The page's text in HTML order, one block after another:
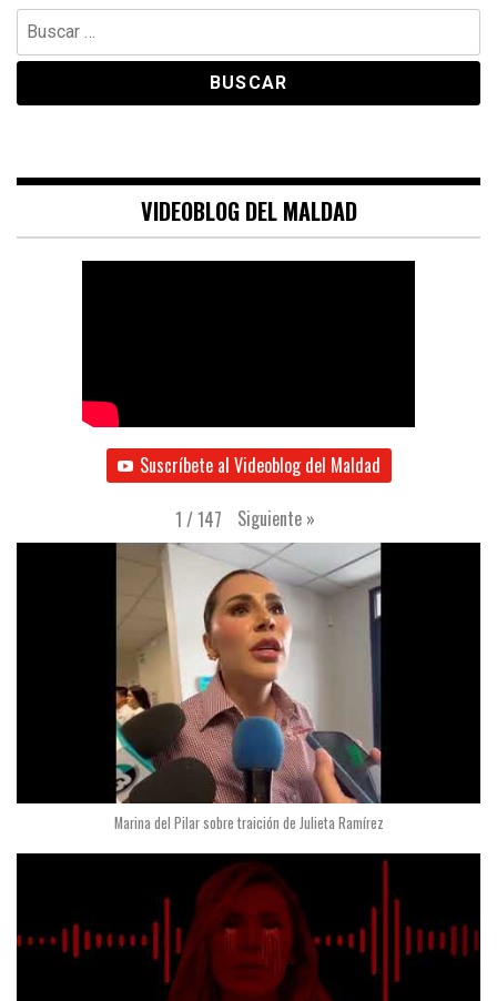
Buscar:
VIDEOBLOG DEL MALDAD
Suscríbete al Videoblog del Maldad
1 /147 Siguiente »
Marina del Pilar sobre traición de Julieta Ramírez